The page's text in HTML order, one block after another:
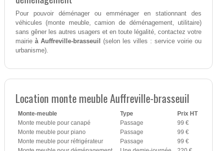
Pour pouvoir déménager ou emménager en stationnant des
véhicules (monte meuble, camion de déménagement, utilitaire)
sans gêner les autres usagers et en toute légalité, contactez votre
mairie à Auffreville-brasseuil
(selon les villes : service voirie ou
urbanisme).
Location monte meuble Auffreville-brasseuil
Monte-meuble Type
Prix HT
Monte meuble pour canapé
Passage
99 €
Monte meuble pour piano
Passage
99 €
Monte meuble pour réfrigérateur
Passage
99 €